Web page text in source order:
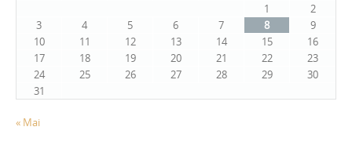
1
2
3
4 5 6 7 8
9
10
11 12 13 14 15
16
17
18 19 20 21 22
23
24
25 26 27 28 29
30
31
« Mai